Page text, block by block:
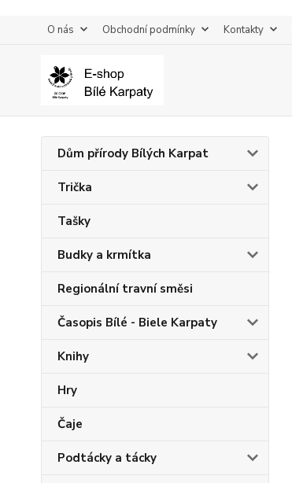
O nás Obchodní podmínky Kontakty
Dům přírody Bílých Karpat
Trička
Tašky
Budky a krmítka
Regionální travní směsi
Časopis Bílé - Biele Karpaty
Knihy
Hry
Čaje
Podtácky a tácky